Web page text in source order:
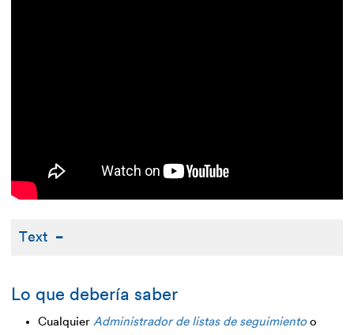
Text
Lo que debería saber
Cualquier Administrador de listas de seguimientoo